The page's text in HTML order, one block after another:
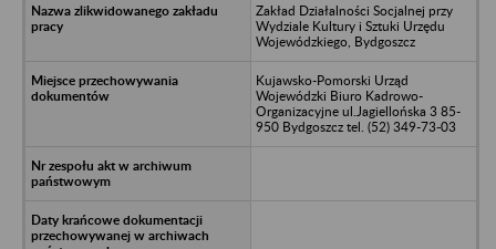
Zakład Działalności Socjalnej przy
Wydziale Kultury i Sztuki Urzędu
Wojewódzkiego, Bydgoszcz
Kujawsko-Pomorski Urząd
Wojewódzki Biuro Kadrowo-
Organizacyjne ul.Jagiellońska 3 85-
950 Bydgoszcz tel. (52) 349-73-03